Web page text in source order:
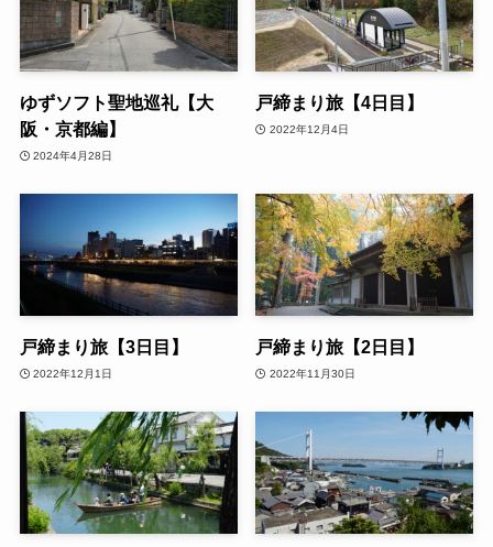
ゆずソフト聖地巡礼【大
阪・京都編】
2024年4月28日
戸締まり旅【4日目】
2022年12月4日
戸締まり旅【3日目】
2022年12月1日
戸締まり旅【2日目】
2022年11月30日